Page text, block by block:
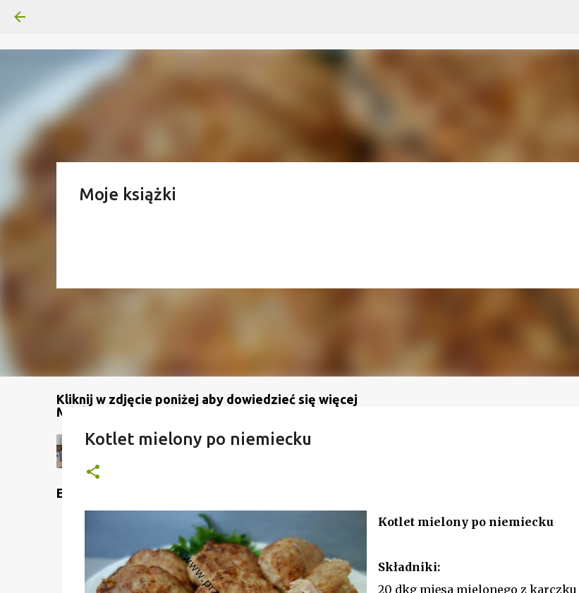
Kliknij w zdjęcie poniżej aby dowiedzieć się więcej
Moje książki
Mój kanał na YouTube
Etykiety
Kotlet mielony po niemiecku
Kotlet mielony po niemiecku
Składniki:
20 dkg mięsa mielonego z karczku